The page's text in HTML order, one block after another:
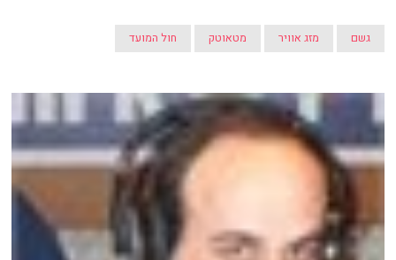
גשם מזג אוויר מטאוטק חול המועד